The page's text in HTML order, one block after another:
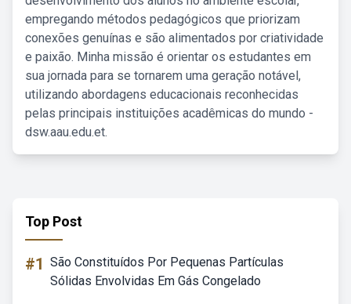
empregando métodos pedagógicos que priorizam
conexões genuínas e são alimentados por criatividade
e paixão. Minha missão é orientar os estudantes em
sua jornada para se tornarem uma geração notável,
utilizando abordagens educacionais reconhecidas
pelas principais instituições acadêmicas do mundo -
dsw.aau.edu.et.
Top Post
#1 São Constituídos Por Pequenas Partículas
Sólidas Envolvidas Em Gás Congelado